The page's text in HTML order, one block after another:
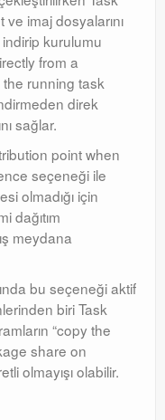
imaj dosyalarını
kurulumu
from a
running task
direk
sağlar.
point when
seçeneği ile
olmadığı için
dağıtım
meydana
bu seçeneği aktif
biri Task
“copy the
share on
olmayışı olabilir.